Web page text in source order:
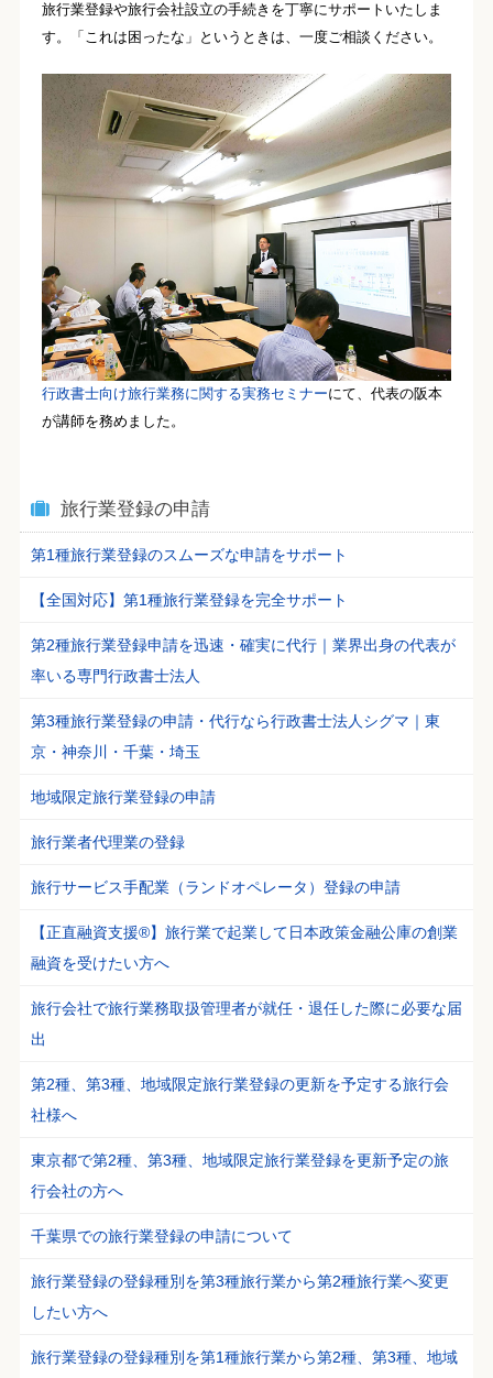
旅行業登録や旅行会社設立の手続きを丁寧にサポートいたしま
す。「これは困ったな」というときは、一度ご相談ください。
行政書士向け旅行業務に関する実務セミナーにて、代表の阪本
が講師を務めました。
旅行業登録の申請
第1種旅行業登録のスムーズな申請をサポート
【全国対応】第1種旅行業登録を完全サポート
第2種旅行業登録申請を迅速・確実に代行｜業界出身の代表が
率いる専門行政書士法人
第3種旅行業登録の申請・代行なら行政書士法人シグマ｜東
京・神奈川・千葉・埼玉
地域限定旅行業登録の申請
旅行業者代理業の登録
旅行サービス手配業（ランドオペレータ）登録の申請
【正直融資支援®】旅行業で起業して日本政策金融公庫の創業
融資を受けたい方へ
旅行会社で旅行業務取扱管理者が就任・退任した際に必要な届
出
第2種、第3種、地域限定旅行業登録の更新を予定する旅行会
社様へ
東京都で第2種、第3種、地域限定旅行業登録を更新予定の旅
行会社の方へ
千葉県での旅行業登録の申請について
旅行業登録の登録種別を第3種旅行業から第2種旅行業へ変更
したい方へ
旅行業登録の登録種別を第1種旅行業から第2種、第3種、地域